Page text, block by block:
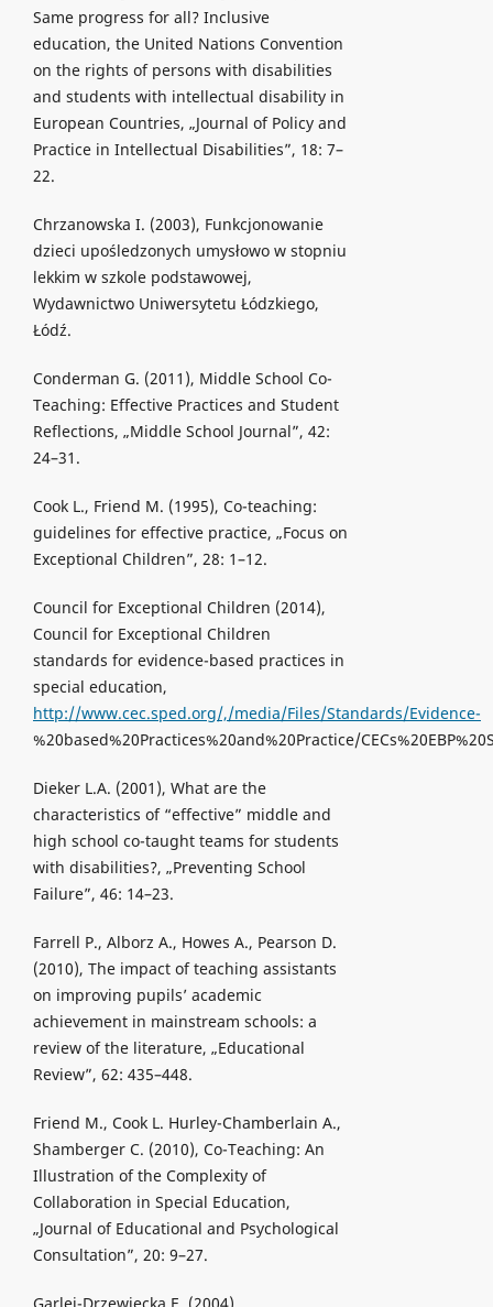
Same progress for all? Inclusive
education, the United Nations Convention
on the rights of persons with disabilities
and students with intellectual disability in
European Countries, „Journal of Policy and
Practice in Intellectual Disabilities”, 18: 7–
22.
Chrzanowska I. (2003), Funkcjonowanie
dzieci upośledzonych umysłowo w stopniu
lekkim w szkole podstawowej,
Wydawnictwo Uniwersytetu Łódzkiego,
Łódź.
Conderman G. (2011), Middle School Co-
Teaching: Effective Practices and Student
Reflections, „Middle School Journal”, 42:
24–31.
Cook L., Friend M. (1995), Co-teaching:
guidelines for effective practice, „Focus on
Exceptional Children”, 28: 1–12.
Council for Exceptional Children (2014),
Council for Exceptional Children
standards for evidence-based practices in
special education,
http://www.cec.sped.org/,/media/Files/Standards/Evidence-
%20based%20Practices%20and%20Practice/
Dieker L.A. (2001), What are the
characteristics of “effective” middle and
high school co-taught teams for students
with disabilities?, „Preventing School
Failure”, 46: 14–23.
Farrell P., Alborz A., Howes A., Pearson D.
(2010), The impact of teaching assistants
on improving pupils’ academic
achievement in mainstream schools: a
review of the literature, „Educational
Review”, 62: 435–448.
Friend M., Cook L. Hurley-Chamberlain A.,
Shamberger C. (2010), Co-Teaching: An
Illustration of the Complexity of
Collaboration in Special Education,
„Journal of Educational and Psychological
Consultation”, 20: 9–27.